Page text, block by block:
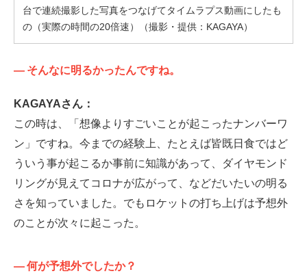
台で連続撮影した写真をつなげてタイムラプス動画にしたも
の（実際の時間の20倍速）（撮影・提供：KAGAYA）
— そんなに明るかったんですね。
KAGAYAさん：
この時は、「想像よりすごいことが起こったナンバーワ
ン」ですね。今までの経験上、たとえば皆既日食ではど
ういう事が起こるか事前に知識があって、ダイヤモンド
リングが見えてコロナが広がって、などだいたいの明る
さを知っていました。でもロケットの打ち上げは予想外
のことが次々に起こった。
—何が予想外でしたか？